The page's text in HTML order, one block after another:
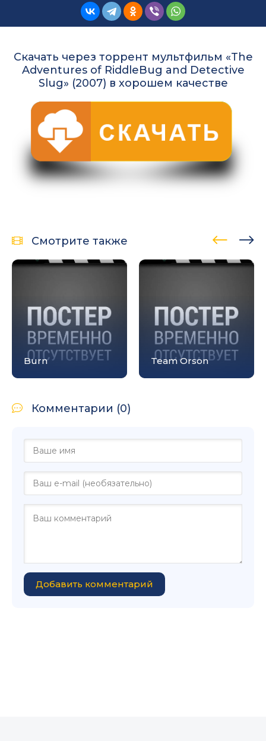
Скачать через торрент мультфильм «The
Adventures of RiddleBug and Detective
Slug» (2007) в хорошем качестве
Смотрите также
Burn Team Orson
Комментарии (0)
Добавить комментарий